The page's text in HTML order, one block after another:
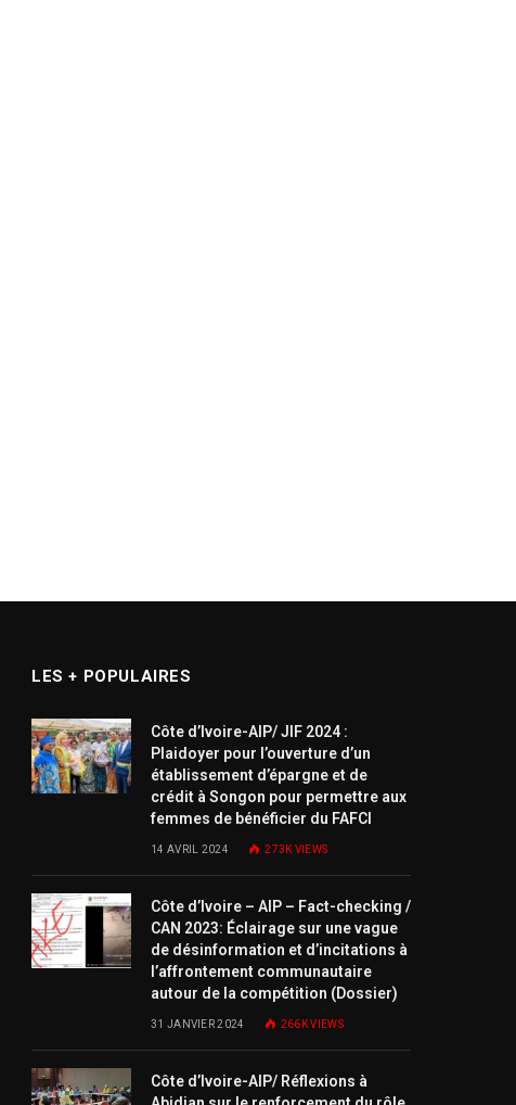
LES + POPULAIRES
Côte d’Ivoire-AIP/ JIF 2024 :
Plaidoyer pour l’ouverture d’un
établissement d’épargne et de
crédit à Songon pour permettre aux
femmes de bénéficier du FAFCI
14 AVRIL 2024 273KVIEWS
Côte d’Ivoire – AIP – Fact-checking /
CAN 2023: Éclairage sur une vague
de désinformation et d’incitations à
l’affrontement communautaire
autour de la compétition (Dossier)
31 JANVIER 2024 266KVIEWS
Côte d’Ivoire-AIP/ Réflexions à